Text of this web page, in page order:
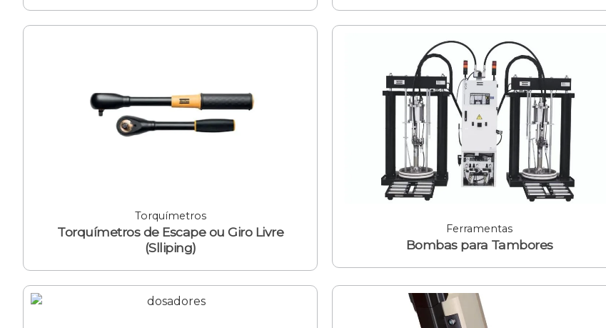
Torquímetros
Torquímetros de Escape ou Giro Livre
(Slliping)
Ferramentas
Bombas para Tambores